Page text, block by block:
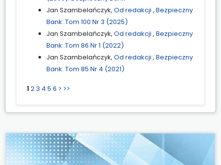
Jan Szambelańczyk, Od redakcji , Bezpieczny
Bank: Tom 100 Nr 3 (2025)
Jan Szambelańczyk, Od redakcji , Bezpieczny
Bank: Tom 86 Nr 1 (2022)
Jan Szambelańczyk, Od redakcji , Bezpieczny
Bank: Tom 85 Nr 4 (2021)
1 23 4 5 6 > >>